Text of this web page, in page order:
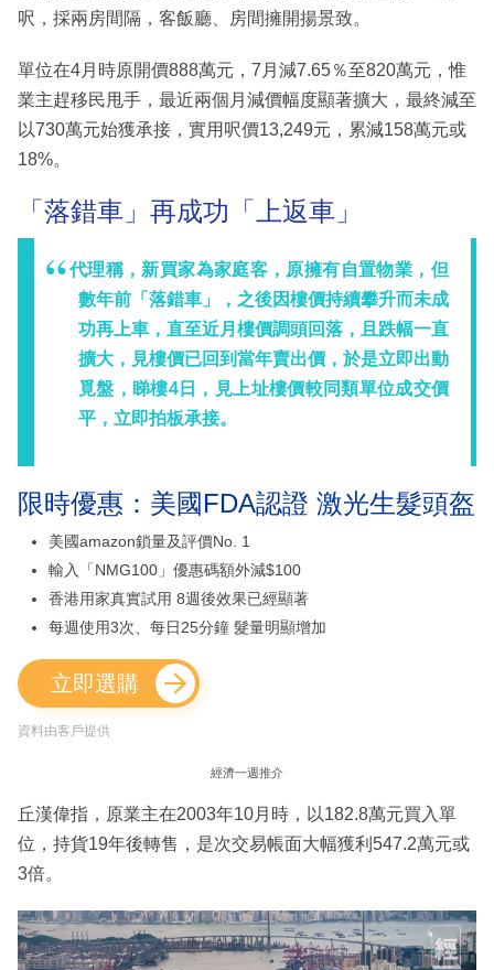
呎，採兩房間隔，客飯廳、房間擁開揚景致。
單位在4月時原開價888萬元，7月減7.65％至820萬元，惟
業主趕移民甩手，最近兩個月減價幅度顯著擴大，最終減至
以730萬元始獲承接，實用呎價13,249元，累減158萬元或
18%。
「落錯車」再成功「上返車」
代理稱，新買家為家庭客，原擁有自置物業，但
數年前「落錯車」，之後因樓價持續攀升而未成
功再上車，直至近月樓價調頭回落，且跌幅一直
擴大，見樓價已回到當年賣出價，於是立即出動
覓盤，睇樓4日，見上址樓價較同類單位成交價
平，立即拍板承接。
限時優惠：美國FDA認證 激光生髮頭盔
美國amazon鎖量及評價No. 1
輸入「NMG100」優惠碼額外減$100
香港用家真實試用 8週後效果已經顯著
每週使用3次、每日25分鐘 髮量明顯增加
立即選購
資料由客戶提供
經濟一週推介
丘漢偉指，原業主在2003年10月時，以182.8萬元買入單
位，持貨19年後轉售，是次交易帳面大幅獲利547.2萬元或
3倍。